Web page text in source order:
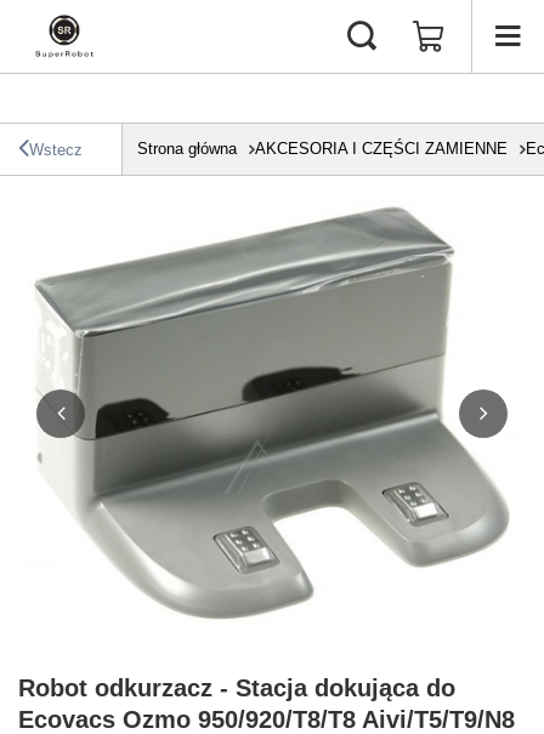
Wstecz Strona główna AKCESORIA I CZĘŚCI ZAMIENNE
Robot odkurzacz - Stacja dokująca do
Ecovacs Ozmo 950/920/T8/T8 Aivi/T5/T9/N8